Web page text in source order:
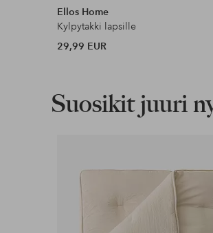
Ellos Home
Kylpytakki lapsille
29,99 EUR
Suosikit juuri